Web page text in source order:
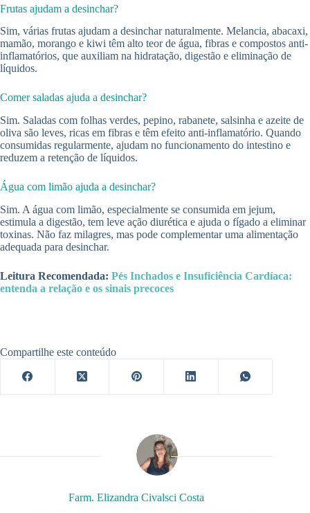
Frutas ajudam a desinchar?
Sim, várias frutas ajudam a desinchar naturalmente. Melancia, abacaxi,
mamão, morango e kiwi têm alto teor de água, fibras e compostos anti-
inflamatórios, que auxiliam na hidratação, digestão e eliminação de
líquidos.
Comer saladas ajuda a desinchar?
Sim. Saladas com folhas verdes, pepino, rabanete, salsinha e azeite de
oliva são leves, ricas em fibras e têm efeito anti-inflamatório. Quando
consumidas regularmente, ajudam no funcionamento do intestino e
reduzem a retenção de líquidos.
Água com limão ajuda a desinchar?
Sim. A água com limão, especialmente se consumida em jejum,
estimula a digestão, tem leve ação diurética e ajuda o fígado a eliminar
toxinas. Não faz milagres, mas pode complementar uma alimentação
adequada para desinchar.
Leitura Recomendada: Pés Inchados e Insuficiência Cardíaca:
entenda a relação e os sinais precoces
Compartilhe este conteúdo
Farm. Elizandra Civalsci Costa